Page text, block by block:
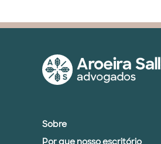
Sobre
Por que nosso escritório